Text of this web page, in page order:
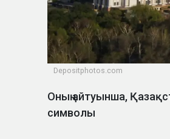
Depositphotos.com
Оның айтуынша,
символы